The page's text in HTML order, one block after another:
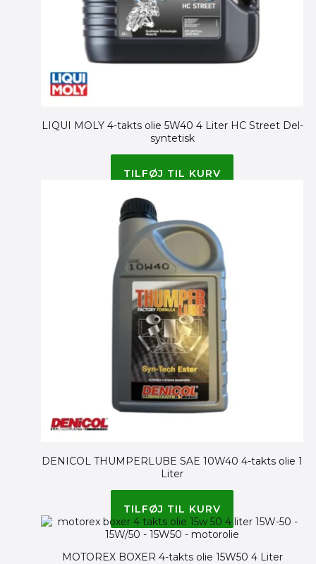
LIQUI MOLY 4-takts olie 5W40 4 Liter HC Street Del-
syntetisk
TILFØJ TIL KURV
DENICOL THUMPERLUBE SAE 10W40 4-takts olie 1
Liter
TILFØJ TIL KURV
MOTOREX BOXER 4-takts olie 15W50 4 Liter